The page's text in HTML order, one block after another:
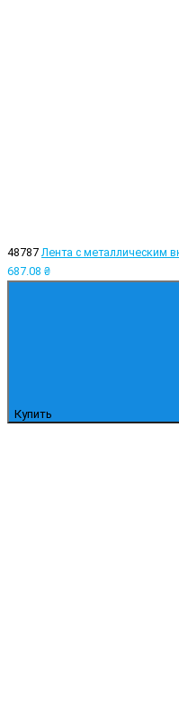
48787 Лента с металлическим
687.08 ₴
Купить